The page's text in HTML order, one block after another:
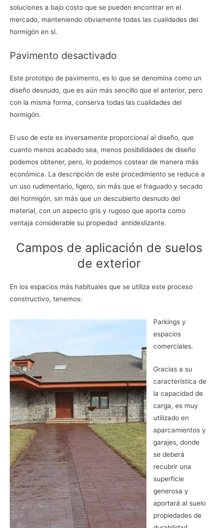
soluciones a bajo costo que se pueden encontrar en el
mercado, manteniendo obviamente todas las cualidades del
hormigón en sí.
Pavimento desactivado
Este prototipo de pavimento, es lo que se denomina como un
diseño desnudo, que es aún más sencillo que el anterior, pero
con la misma forma, conserva todas las cualidades del
hormigón.
El uso de este es inversamente proporcional al diseño, que
cuanto menos acabado sea, menos posibilidades de diseño
podemos obtener, pero, lo podemos costear de manera más
económica. La descripción de este procedimiento se reduce a
un uso rudimentario, ligero, sin más que el fraguado y secado
del hormigón, sin más que un descubierto desnudo del
material, con un aspecto gris y rugoso que aporta como
ventaja considerable su propiedad antideslizante.
Campos de aplicación de suelos
de exterior
En los espacios más habituales que se utiliza este proceso
constructivo, tenemos:
Parkings y
espacios
comerciales.
Gracias a su
característica de
la capacidad de
carga, es muy
utilizado en
aparcamientos y
garajes, donde
se deberá
recubrir una
superficie
generosa y
aportará al suelo
propiedades de